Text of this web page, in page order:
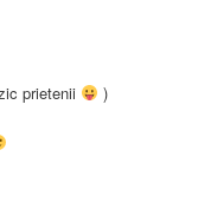
prietenii )